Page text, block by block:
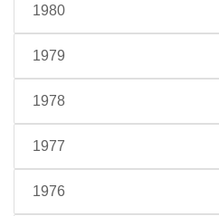
1980
1979
1978
1977
1976